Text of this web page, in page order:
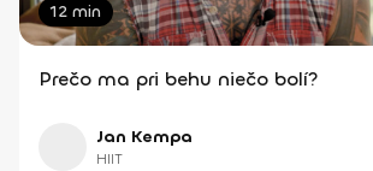
12 min
Prečo ma pri behu niečo bolí?
Jan Kempa
HIIT